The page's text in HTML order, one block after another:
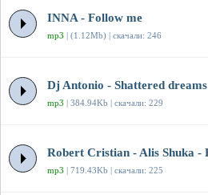
INNA - Follow me
mp3 | (1.12Mb) | скачали: 246
Dj Antonio - Shattered dreams
mp3 | 384.94Kb | скачали: 229
Robert Cristian - Alis Shuka -
mp3 | 719.43Kb | скачали: 225